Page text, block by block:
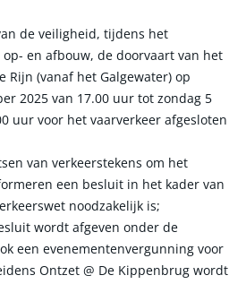
de veiligheid, tijdens het
en afbouw, de doorvaart van het
Rijn (vanaf het Galgewater) op
2025 van 17.00 uur tot zondag 5
uur voor het vaarverkeer afgesloten
van verkeerstekens om het
een besluit in het kader van
noodzakelijk is;
wordt afgeven onder de
een evenementenvergunning voor
Ontzet @ De Kippenbrug wordt